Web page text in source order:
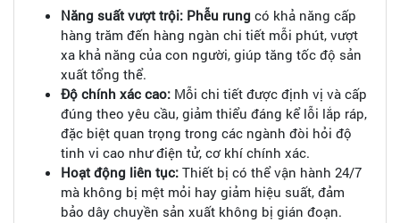
Năng suất vượt trội: Phễu rung có khả năng cấp
hàng trăm đến hàng ngàn chi tiết mỗi phút, vượt
xa khả năng của con người, giúp tăng tốc độ sản
xuất tổng thể.
Độ chính xác cao: Mỗi chi tiết được định vị và cấp
đúng theo yêu cầu, giảm thiểu đáng kể lỗi lắp ráp,
đặc biệt quan trọng trong các ngành đòi hỏi độ
tinh vi cao như điện tử, cơ khí chính xác.
Hoạt động liên tục: Thiết bị có thể vận hành 24/7
mà không bị mệt mỏi hay giảm hiệu suất, đảm
bảo dây chuyền sản xuất không bị gián đoạn.